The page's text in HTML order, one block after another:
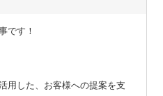
です！
用した、お客様への提案を支